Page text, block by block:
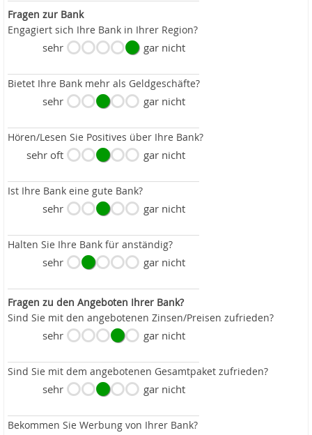
Fragen zur Bank
Engagiert sich Ihre Bank in Ihrer Region?
sehr gar nicht
Bietet Ihre Bank mehr als Geldgeschäfte?
sehr gar nicht
Hören/Lesen Sie Positives über Ihre Bank?
sehr oft gar nicht
Ist Ihre Bank eine gute Bank?
sehr gar nicht
Halten Sie Ihre Bank für anständig?
sehr gar nicht
Fragen zu den Angeboten Ihrer Bank?
Sind Sie mit den angebotenen Zinsen/Preisen zufrieden?
sehr gar nicht
Sind Sie mit dem angebotenen Gesamtpaket zufrieden?
sehr gar nicht
Bekommen Sie Werbung von Ihrer Bank?